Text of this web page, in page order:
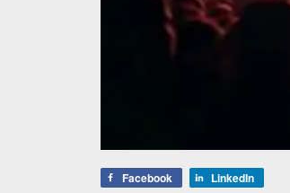
Facebook LinkedIn